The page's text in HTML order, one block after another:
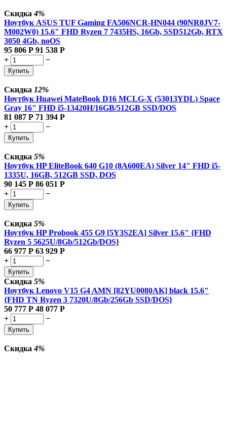
Скидка4%
Ноутбук ASUS TUF Gaming FA506NCR-HN044 (90NR0JV7-
M002W0) 15.6" FHD Ryzen 7 7435HS, 16Gb, SSD512Gb, RTX
3050 4Gb, noOS
95 806 Р 91 538 Р
+
−
Купить
Скидка 12%
Ноутбук Huawei MateBook D16 MCLG-X (53013YDL) Space
Gray 16" FHD i5-13420H/16GB/512GB SSD/DOS
81 087 Р 71 394 Р
+
−
Купить
Скидка 5%
Ноутбук HP EliteBook 640 G10 (8A600EA) Silver 14" FHD i5-
1335U, 16GB, 512GB SSD, DOS
90 145 Р 86 051 Р
+
−
Купить
Скидка 5%
Ноутбук HP Probook 455 G9 [5Y3S2EA] Silver 15.6" {FHD
Ryzen 5 5625U/8Gb/512Gb/DOS}
66 977 Р 63 929 Р
+
−
Купить
Скидка 5%
Ноутбук Lenovo V15 G4 AMN [82YU0080AK] black 15.6"
{FHD TN Ryzen 3 7320U/8Gb/256Gb SSD/DOS}
50 777 Р 48 077 Р
+
−
Купить
Скидка4%